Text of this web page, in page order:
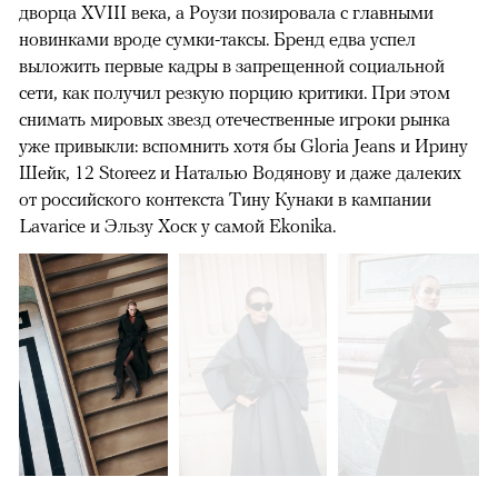
дворца XVIII века, а Роузи позировала с главными
новинками вроде сумки-таксы. Бренд едва успел
выложить первые кадры в запрещенной социальной
сети, как получил резкую порцию критики. При этом
снимать мировых звезд отечественные игроки рынка
уже привыкли: вспомнить хотя бы Gloria Jeans и Ирину
Шейк, 12 Storeez и Наталью Водянову и даже далеких
от российского контекста Тину Кунаки в кампании
Lavarice и Эльзу Хоск у самой Ekonika.